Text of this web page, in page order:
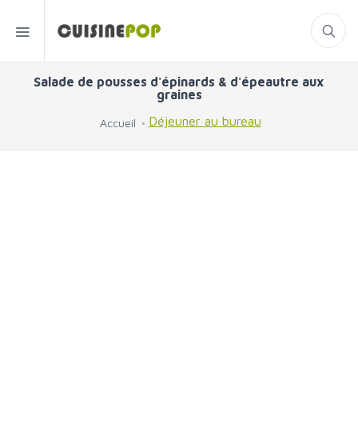
Salade de pousses d'épinards & d'épeautre aux
graines
Accueil Déjeuner au bureau